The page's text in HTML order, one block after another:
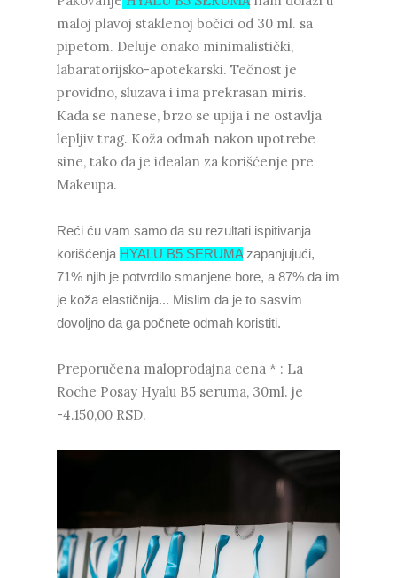
maloj plavoj staklenoj bočici od 30 ml. sa
pipetom. Deluje onako minimalistički,
labaratorijsko-apotekarski. Tečnost je
providno, sluzava i ima prekrasan miris.
Kada se nanese, brzo se upija i ne ostavlja
lepljiv trag. Koža odmah nakon upotrebe
sine, tako da je idealan za korišćenje pre
Makeupa.
Reći ću vam samo da su rezultati ispitivanja
korišćenja HYALU B5 SERUMAzapanjujući,
71% njih je potvrdilo smanjene bore, a 87% da im
je koža elastičnija... Mislim da je to sasvim
dovoljno da ga počnete odmah koristiti.
Preporučena maloprodajna cena * : La
Roche Posay Hyalu B5 seruma, 30ml. je
-4.150,00 RSD.